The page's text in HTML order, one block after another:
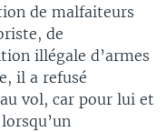
de malfaiteurs
de
illégale d’armes
il a refusé
vol, car pour lui et